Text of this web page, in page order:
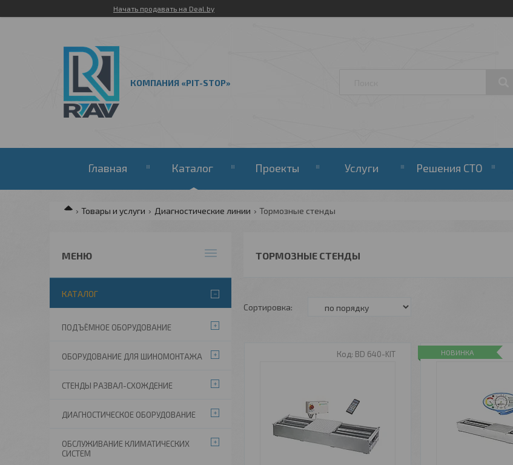
Начать продавать на Deal.by
КОМПАНИЯ «PIT-STOP»
Главная Каталог Проекты Услуги Решения СТО
Товары и услуги Диагностические линии Тормозные стенды
ТОРМОЗНЫЕ СТЕНДЫ
BD 640-KIT НОВИНКА
КАТАЛОГ
ПОДЪЁМНОЕ ОБОРУДОВАНИЕ
ОБОРУДОВАНИЕ ДЛЯ ШИНОМОНТАЖА
СТЕНДЫ РАЗВАЛ-СХОЖДЕНИЕ
ДИАГНОСТИЧЕСКОЕ ОБОРУДОВАНИЕ
ОБСЛУЖИВАНИЕ КЛИМАТИЧЕСКИХ
СИСТЕМ